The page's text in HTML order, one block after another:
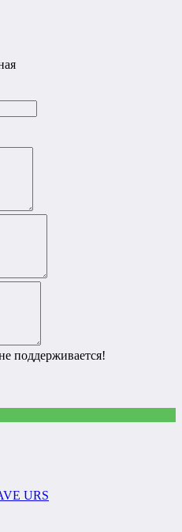
поддерживается!
URS